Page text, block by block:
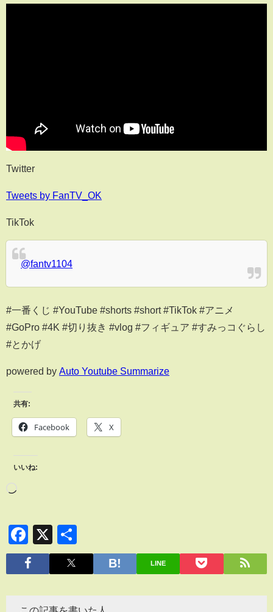
Twitter
Tweets by FanTV_OK
TikTok
@fantv1104
#一番くじ #YouTube #shorts #short #TikTok #アニメ
#GoPro #4K #切り抜き #vlog #フィギュア #すみっコぐらし
#とかげ
powered by Auto Youtube Summarize
共有:
Facebook X
いいね:
Facebook
X
有
LINE